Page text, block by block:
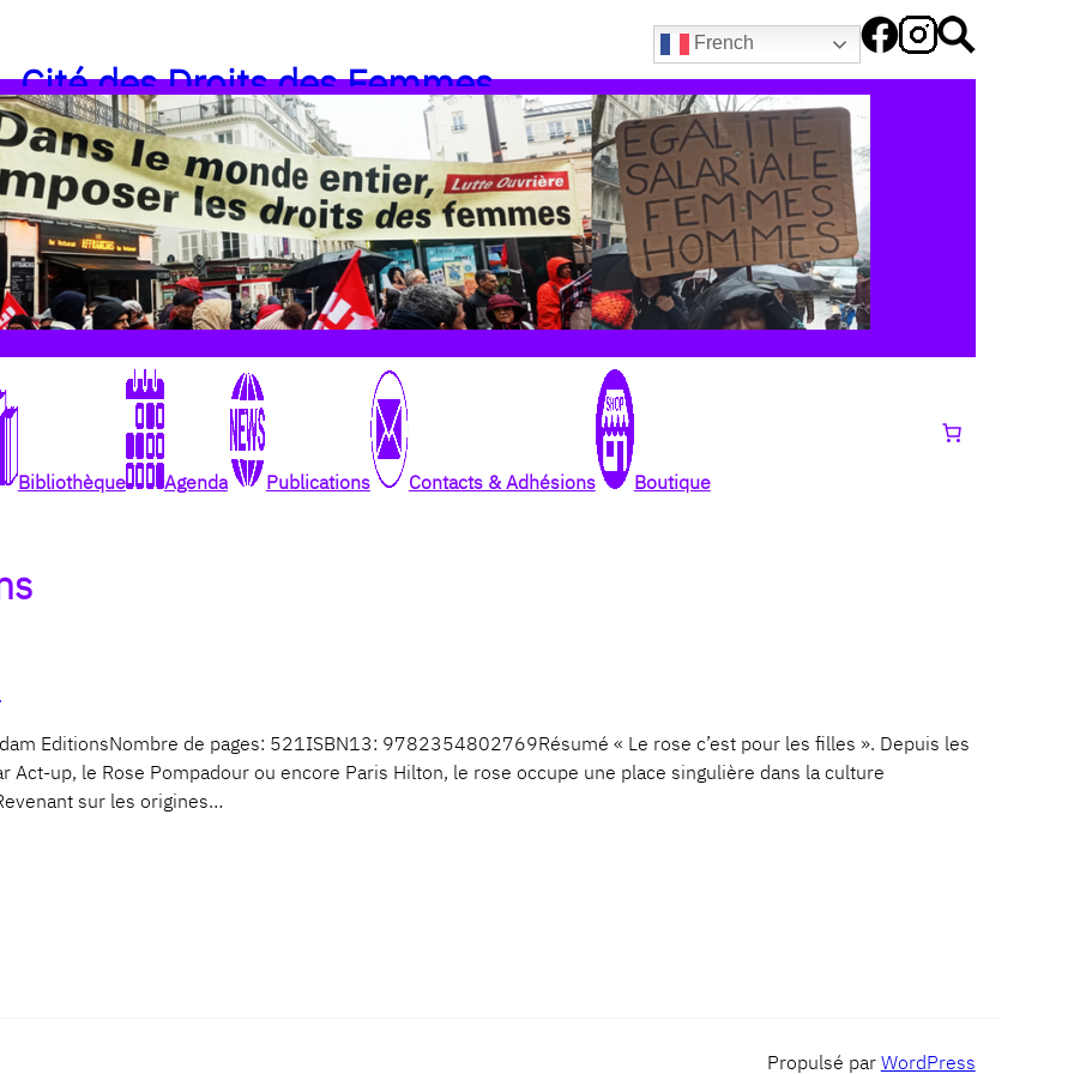
French
Cité des Droits des Femmes
Bibliothèque Agenda Publications Contacts & Adhésions Boutique
EditionsNombre de pages: 521ISBN13: 9782354802769Résumé « Le rose c’est pour les filles ». Depuis les
Act-up, le Rose Pompadour ou encore Paris Hilton, le rose occupe une place singulière dans la culture
sur les origines…
Propulsé par WordPress